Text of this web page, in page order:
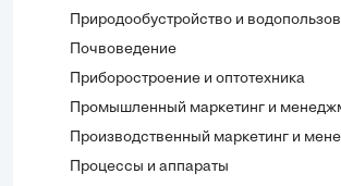
Природообустройство и
Почвоведение
Приборостроение и оптотехника
Промышленный маркетинг и
Производственный маркетинг и
Процессы и аппараты